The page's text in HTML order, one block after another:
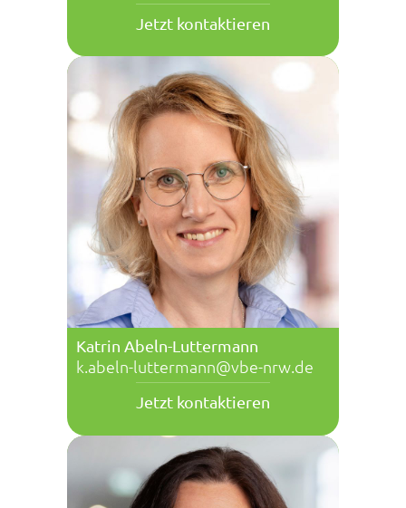
Jetzt kontaktieren
Katrin Abeln-Luttermann
k.abeln-luttermann@vbe-nrw.de
Jetzt kontaktieren